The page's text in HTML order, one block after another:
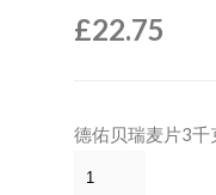
£22.75
德佑贝瑞麦片3千